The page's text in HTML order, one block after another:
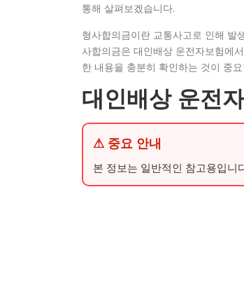
통해 살펴보겠습니다.
형사합의금이란 교통사고로 인해 발
사합의금은 대인배상 운전자보험에
한 내용을 충분히 확인하는 것이 중
대인배상 운전
⚠ 중요 안내
본 정보는 일반적인 참고용입니